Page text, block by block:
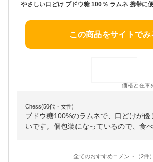
この商品をサイトでみ
価格と在庫
Chess(50代・女性)
ブドウ糖100%のラムネで、口どけが優
いです。個包装になっているので、食べ
全てのおすすめコメント（2件）